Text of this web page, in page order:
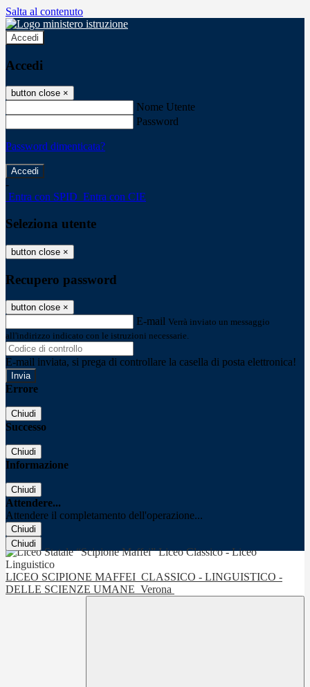
Salta al contenuto
Accedi
Accedi
button close ×
Nome Utente
Password
Password dimenticata?
-
Entra con SPID Entra con CIE
Seleziona utente
button close ×
Recupero password
button close ×
E-mail Verrà inviato un messaggio
all'indirizzo indicato con le istruzioni necessarie.
E-mail inviata, si prega di controllare la casella di posta elettronica!
Errore
Chiudi
Successo
Chiudi
Informazione
Chiudi
Attendere...
Attendere il completamento dell'operazione...
Chiudi
Chiudi
LICEO SCIPIONE MAFFEI CLASSICO - LINGUISTICO -
DELLE SCIENZE UMANE Verona